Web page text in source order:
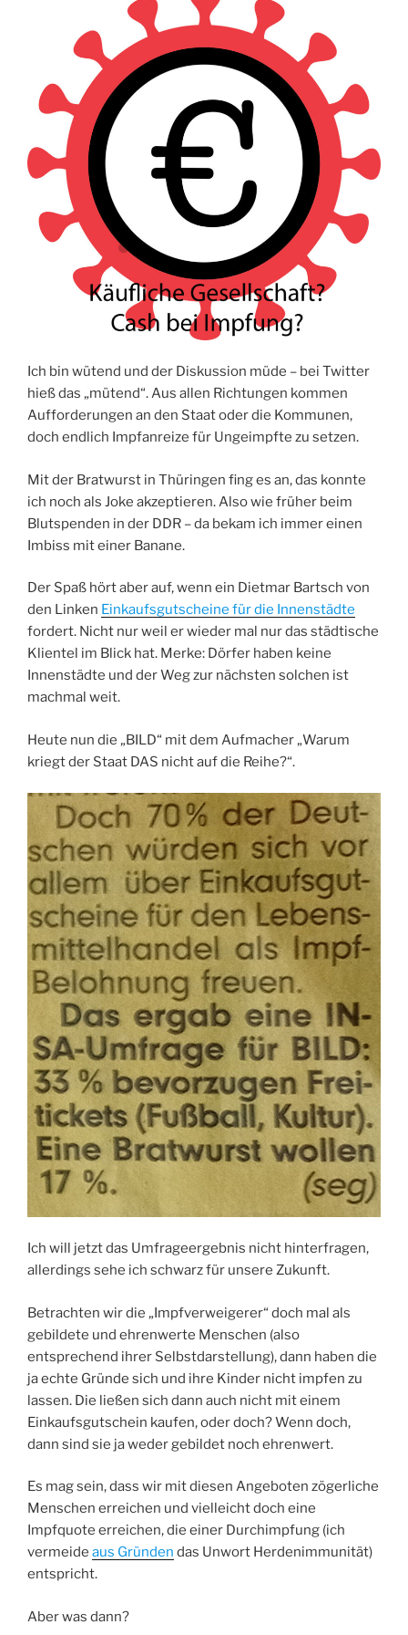
Ich bin wütend und der Diskussion müde – bei Twitter
hieß das „mütend“. Aus allen Richtungen kommen
Aufforderungen an den Staat oder die Kommunen,
doch endlich Impfanreize für Ungeimpfte zu setzen.
Mit der Bratwurst in Thüringen fing es an, das konnte
ich noch als Joke akzeptieren. Also wie früher beim
Blutspenden in der DDR – da bekam ich immer einen
Imbiss mit einer Banane.
Der Spaß hört aber auf, wenn ein Dietmar Bartsch von
den Linken Einkaufsgutscheine für die Innenstädte
fordert. Nicht nur weil er wieder mal nur das städtische
Klientel im Blick hat. Merke: Dörfer haben keine
Innenstädte und der Weg zur nächsten solchen ist
machmal weit.
Heute nun die „BILD“ mit dem Aufmacher „Warum
kriegt der Staat DAS nicht auf die Reihe?“.
Ich will jetzt das Umfrageergebnis nicht hinterfragen,
allerdings sehe ich schwarz für unsere Zukunft.
Betrachten wir die „Impfverweigerer“ doch mal als
gebildete und ehrenwerte Menschen (also
entsprechend ihrer Selbstdarstellung), dann haben die
ja echte Gründe sich und ihre Kinder nicht impfen zu
lassen. Die ließen sich dann auch nicht mit einem
Einkaufsgutschein kaufen, oder doch? Wenn doch,
dann sind sie ja weder gebildet noch ehrenwert.
Es mag sein, dass wir mit diesen Angeboten zögerliche
Menschen erreichen und vielleicht doch eine
Impfquote erreichen, die einer Durchimpfung (ich
vermeide aus Gründen das Unwort Herdenimmunität)
entspricht.
Aber was dann?